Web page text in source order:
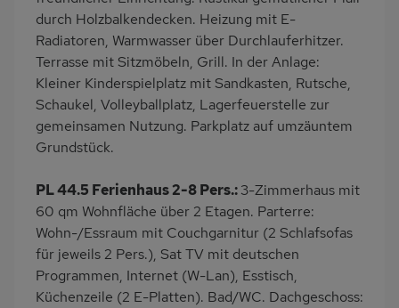
Internet
Seniorenfreundlich
Terrassenmöbel
Feuerstelle im Freien
Kaffeemaschine
Erdgeschoss
Strandnah
Bettwäsche inklusive
durch Holzbalkendecken. Heizung mit E-
Radiatoren, Warmwasser über Durchlauferhitzer.
Terrasse mit Sitzmöbeln, Grill. In der Anlage:
Kleiner Kinderspielplatz mit Sandkasten, Rutsche,
Schaukel, Volleyballplatz, Lagerfeuerstelle zur
gemeinsamen Nutzung. Parkplatz auf umzäuntem
Grundstück.
PL 44.5 Ferienhaus 2-8 Pers.:3-Zimmerhaus mit
60 qm Wohnfläche über 2 Etagen. Parterre:
Wohn-/Essraum mit Couchgarnitur (2 Schlafsofas
für jeweils 2 Pers.), Sat TV mit deutschen
Programmen, Internet (W-Lan), Esstisch,
Küchenzeile (2 E-Platten). Bad/WC. Dachgeschoss: